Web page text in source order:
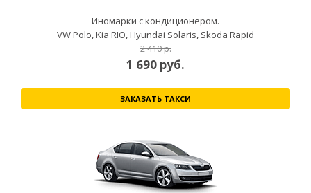
Иномарки с кондиционером.
VW Polo, Kia RIO, Hyundai Solaris, Skoda Rapid
2 410 р.
1 690 руб.
ЗАКАЗАТЬ ТАКСИ